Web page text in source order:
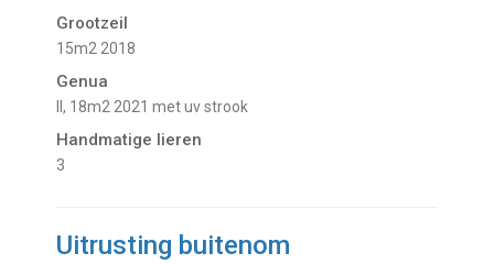
Grootzeil
15m2 2018
Genua
II, 18m2 2021 met uv strook
Handmatige lieren
3
Uitrusting buitenom